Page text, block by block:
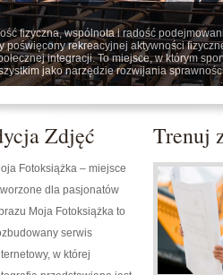
fizyczna, wspólnota i radość
poświęcony rekreacyjnej aktywności
integracji. To miejsce, w którym
jako narzędzie rozwijania
Zdjęć
Fotoksiążka – miejsce
dla pasjonatów
Moja Fotoksiążka to
serwis
w której
Trenuj